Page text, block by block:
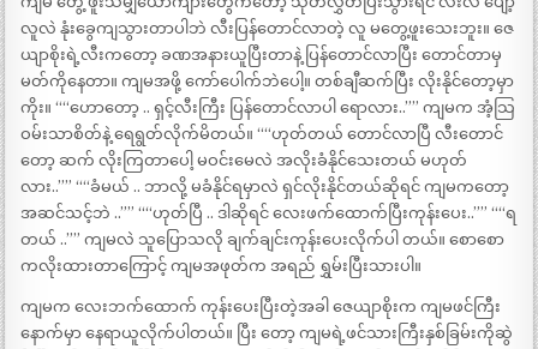
လူလဲ နုံးခွေကျသွားတာပါဘဲ လီးပြန်တောင်လာတဲ့ လူ မတွေ့ဖူးသေးဘူး။ ဇေ
ယျာစိုးရဲ့လီးကတော့ ခဏအနားယူပြီးတာနဲ့ ပြန်တောင်လာပြီး တောင်တာမှ
မတ်ကိုနေတာ။ ကျမအဖို့ ကော်ပေါက်ဘဲပေါ့။ တစ်ချီဆက်ပြီး လိုးနိုင်တော့မှာ
ကိုး။ ““ဟောတော့ .. ရှင့်လီးကြီး ပြန်တောင်လာပါ ရောလား..”” ကျမက အံ့သြ
ဝမ်းသာစိတ်နဲ့ ရေရွတ်လိုက်မိတယ်။ ““ဟုတ်တယ် တောင်လာပြီ လီးတောင်
တော့ ဆက် လိုးကြတာပေါ့ မဝင်းမေလဲ အလိုးခံနိုင်သေးတယ် မဟုတ်
လား..”” ““ခံမယ် .. ဘာလို့ မခံနိုင်ရမှာလဲ ရှင်လိုးနိုင်တယ်ဆိုရင် ကျမကတော့
အဆင်သင့်ဘဲ ..”” ““ဟုတ်ပြီ .. ဒါဆိုရင် လေးဖက်ထောက်ပြီးကုန်းပေး..”” ““ရ
တယ် ..”” ကျမလဲ သူပြောသလို ချက်ချင်းကုန်းပေးလိုက်ပါ တယ်။ စောစော
ကလိုးထားတာကြောင့် ကျမအဖုတ်က အရည် ရွှမ်းပြီးသားပါ။
ကျမက လေးဘက်ထောက် ကုန်းပေးပြီးတဲ့အခါ ဇေယျာစိုးက ကျမဖင်ကြီး
နောက်မှာ နေရာယူလိုက်ပါတယ်။ ပြီး တော့ ကျမရဲ့ဖင်သားကြီးနှစ်ခြမ်းကိုဆွဲ